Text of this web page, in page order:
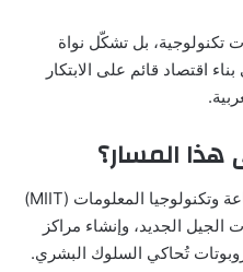
بل تشكّل نواة
اقتصاد قائم على الابتكار
المسار؟
في عام 2024، وضعت وزارة الصناعة وتكنولوجيا المعلومات (MIIT)
الجديد، وإنشاء مراكز
تُحاكي السلوك البشري.